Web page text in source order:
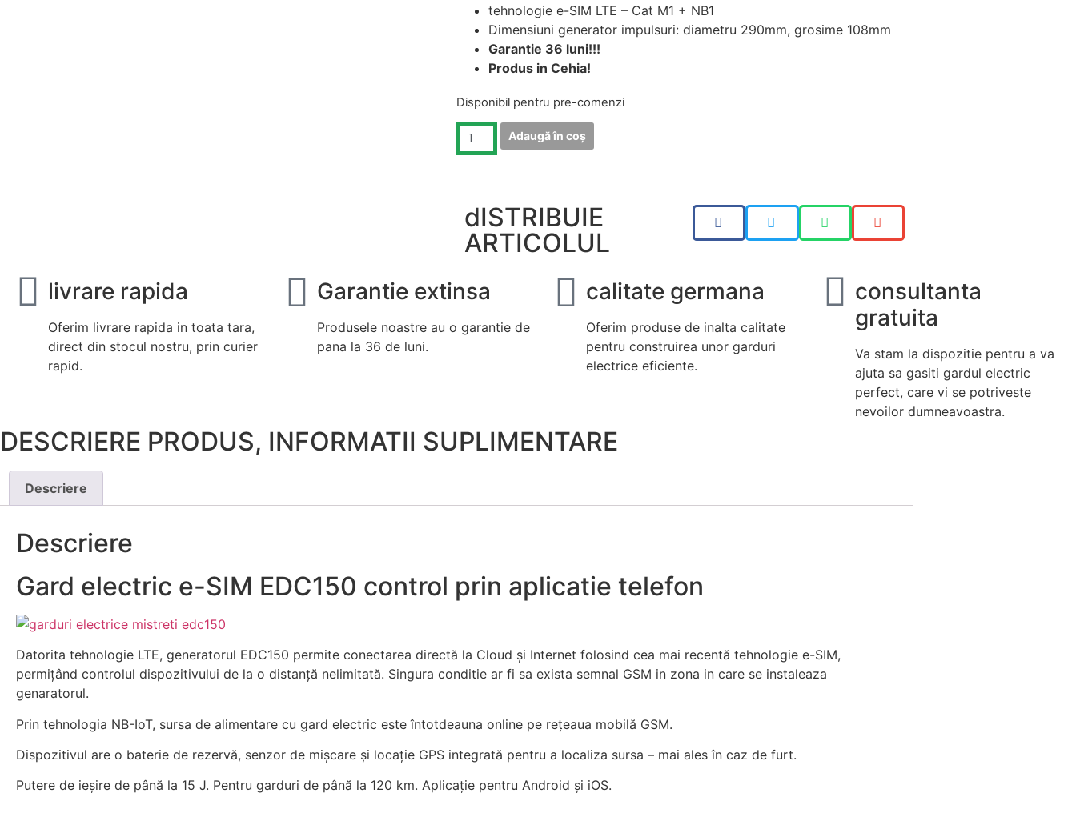
tehnologie e-SIM LTE – Cat M1 + NB1
Dimensiuni generator impulsuri: diametru 290mm, grosime 108mm
Garantie 36 luni!!!
Produs in Cehia!
Disponibil pentru pre-comenzi
Adaugă în coș
dISTRIBUIE
ARTICOLUL
livrare rapida
Oferim livrare rapida in toata tara,
direct din stocul nostru, prin curier
rapid.
Garantie extinsa
Produsele noastre au o garantie de
pana la 36 de luni.
calitate germana
Oferim produse de inalta calitate
pentru construirea unor garduri
electrice eficiente.
consultanta
gratuita
Va stam la dispozitie pentru a va
ajuta sa gasiti gardul electric
perfect, care vi se potriveste
nevoilor dumneavoastra.
DESCRIERE PRODUS, INFORMATII SUPLIMENTARE
Descriere
Descriere
Gard electric e-SIM EDC150 control prin aplicatie telefon
Datorita tehnologie LTE, generatorul EDC150 permite conectarea directă la Cloud și Internet folosind cea mai recentă tehnologie e-SIM,
permițând controlul dispozitivului de la o distanță nelimitată. Singura conditie ar fi sa exista semnal GSM in zona in care se instaleaza
genaratorul.
Prin tehnologia NB-IoT, sursa de alimentare cu gard electric este întotdeauna online pe rețeaua mobilă GSM.
Dispozitivul are o baterie de rezervă, senzor de mișcare și locație GPS integrată pentru a localiza sursa – mai ales în caz de furt.
Putere de ieșire de până la 15 J. Pentru garduri de până la 120 km. Aplicație pentru Android și iOS.